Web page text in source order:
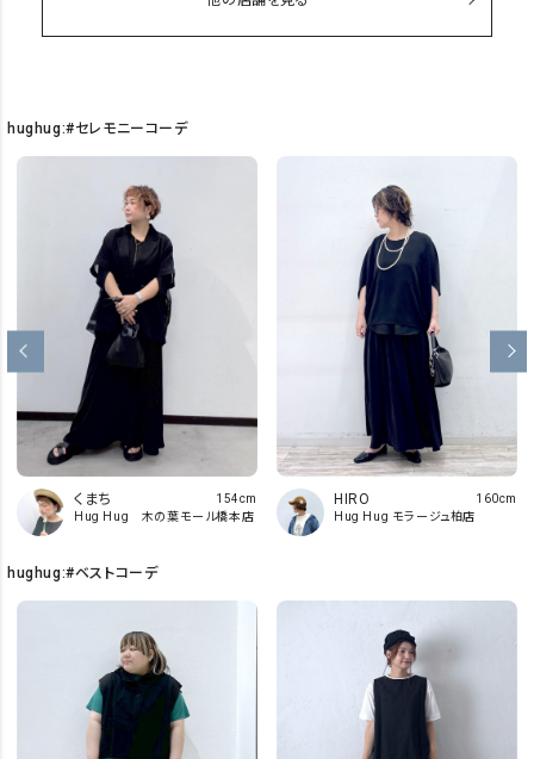
hughug:#セレモニーコーデ
くまち
Hug Hug 木の葉モール橋本店
154cm HIRO
Hug Hug モラージュ柏店
160cm
hughug:#ベストコーデ